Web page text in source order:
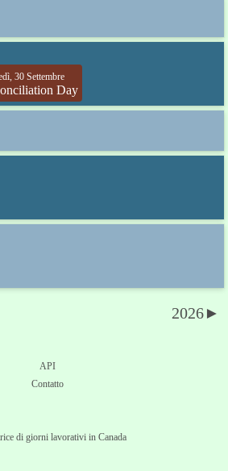
30 Settembre
Day
2026►
API
Contatto
di giorni lavorativi in Canada